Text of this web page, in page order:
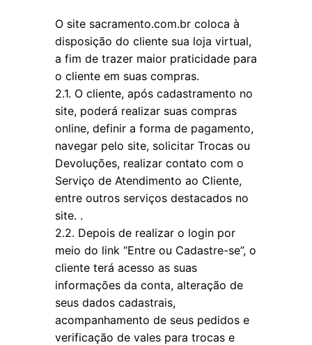
O site sacramento.com.br coloca à
disposição do cliente sua loja virtual,
a fim de trazer maior praticidade para
o cliente em suas compras.
2.1. O cliente, após cadastramento no
site, poderá realizar suas compras
online, definir a forma de pagamento,
navegar pelo site, solicitar Trocas ou
Devoluções, realizar contato com o
Serviço de Atendimento ao Cliente,
entre outros serviços destacados no
site. .
2.2. Depois de realizar o login por
meio do link “Entre ou Cadastre-se”, o
cliente terá acesso as suas
informações da conta, alteração de
seus dados cadastrais,
acompanhamento de seus pedidos e
verificação de vales para trocas e